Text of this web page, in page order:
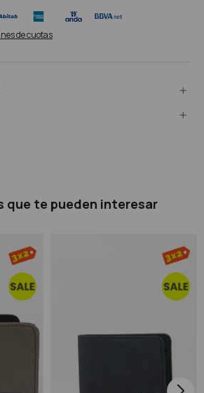
de cuotas
que te pueden interesar